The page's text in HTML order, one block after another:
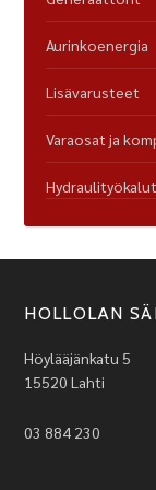
Aurinkoenergia
Lisävarusteet
Varaosat ja
Hydraulityökalut
HOLLOLAN
Höylääjänkatu 5
15520 Lahti
03 884 230